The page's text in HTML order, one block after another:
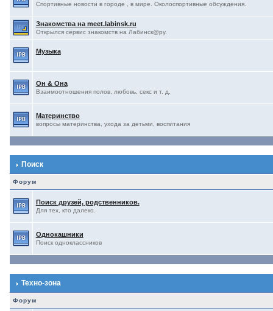
Спортивные новости в городе , в мире. Околоспортивные обсуждения.
Знакомства на meet.labinsk.ru
Открылся сервис знакомств на Лабинск@ру.
Музыка
Он & Она
Взаимоотношения полов, любовь, секс и т. д.
Материнство
вопросы материнства, ухода за детьми, воспитания
Поиск
Форум
Поиск друзей, родственников.
Для тех, кто далеко.
Однокашники
Поиск одноклассников
Техно-зона
Форум